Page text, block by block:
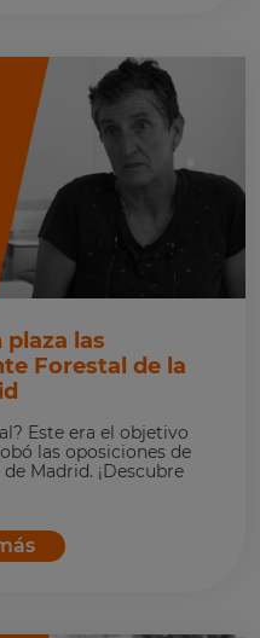
las
Forestal de la
Este era el objetivo
las oposiciones de
Madrid. ¡Descubre